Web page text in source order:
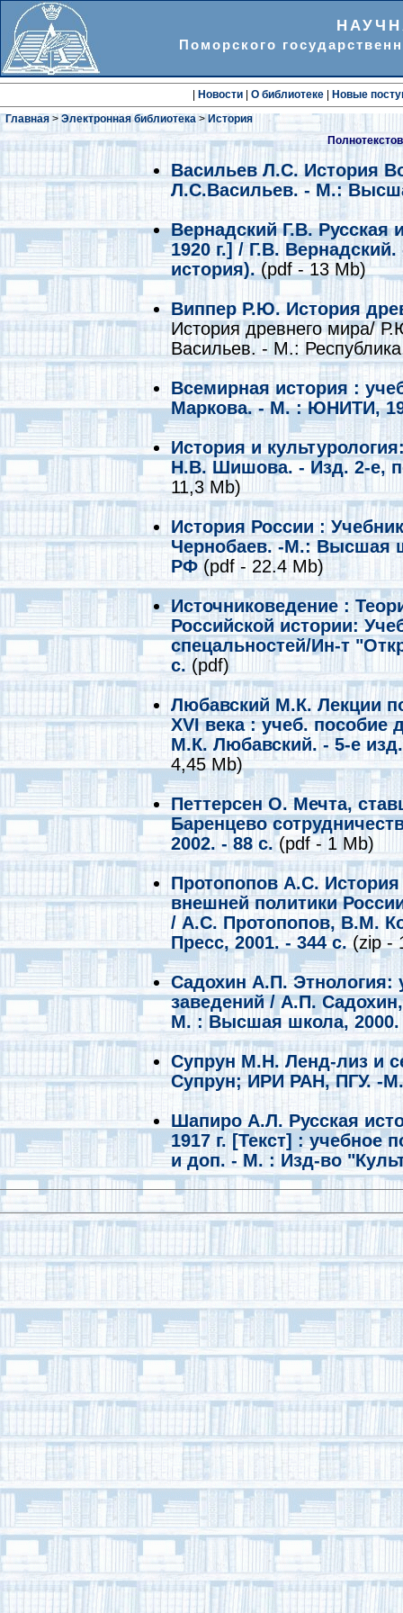
Поморского
Новости О библиотеке
Новые
Главная > Электронная библиотека > История
Васильев Л.С. История
Л.С.Васильев. - М.:
Вернадский Г.В. Русская
1920 г.] / Г.В.
история).(pdf - 13 Mb)
Виппер Р.Ю. История
История древнего мира/
Васильев. - М.:
Всемирная история :
Маркова. - М. : ЮНИТИ,
История и
Н.В. Шишова. - Изд. 2-е,
11,3 Mb)
История России :
Чернобаев. -М.: Высшая
РФ(pdf - 22.4 Mb)
Источниковедение :
Российской истории:
спецальностей/Ин-т
c. (pdf)
Любавский М.К. Лекции
XVI века : учеб. пособие
М.К. Любавский. - 5-е
4,45 Mb)
Петтерсен О. Мечта,
Баренцево
2002. - 88 с.(pdf - 1 Mb)
Протопопов А.С.
внешней политики
/ А.С. Протопопов, В.М.
Пресс, 2001. - 344 с.(zip -
Садохин А.П. Этнология:
заведений / А.П.
М. : Высшая школа, 2000.
Супрун М.Н. Ленд-лиз и
Супрун; ИРИ РАН, ПГУ. -
Шапиро А.Л. Русская
1917 г. [Текст] : учебное
и доп. - М. : Изд-во